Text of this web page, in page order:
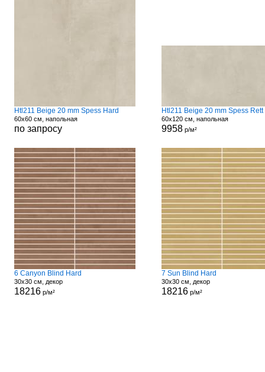
Htl211 Beige 20 mm Spess Hard
60x60 см, напольная
по запросу
Htl211 Beige 20 mm Spess
60x120 см, напольная
9958р/м²
6 Canyon Blind Hard
30x30 см, декор
18216р/м²
7 Sun Blind Hard
30x30 см, декор
18216р/м²